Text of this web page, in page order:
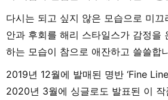
다시는 되고 싶지 않은 모습으로 미
안과 후회를 해리 스타일스가 감정을
하는 모습이 참으로 애잔하고 쓸쓸합
2019년 12월에 발매된 명반 ‘Fine
2020년 3월에 싱글로도 발표된 이 작